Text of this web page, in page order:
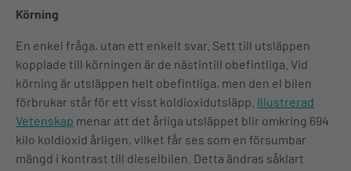
Körning
En enkel fråga, utan ett enkelt svar. Sett till utsläppen
kopplade till körningen är de nästintill obefintliga. Vid
körning är utsläppen helt obefintliga, men den el bilen
förbrukar står för ett visst koldioxidutsläpp. Illustrerad
Vetenskap menar att det årliga utsläppet blir omkring 694
kilo koldioxid årligen, vilket får ses som en försumbar
mängd i kontrast till dieselbilen. Detta ändras såklart